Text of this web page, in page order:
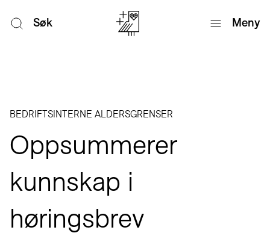
Søk Meny
BEDRIFTSINTERNE ALDERSGRENSER
Oppsummerer
kunnskap i
høringsbrev